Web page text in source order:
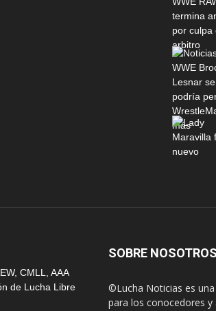
SOBRE NOSOTROS
©Lucha Noticias es
para los conocedores